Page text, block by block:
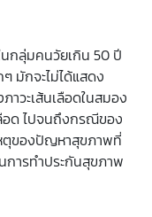
กลุ่มคนวัยเกิน 50 ปี
มักจะไม่ได้แสดง
าวะเส้นเลือดในสมอง
อด ไปจนถึงกรณีของ
ตุของปัญหาสุขภาพที่
การทำประกันสุขภาพ